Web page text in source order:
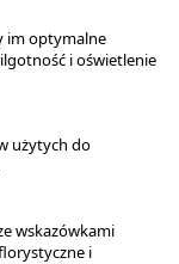
im optymalne
i oświetlenie
użytych do
wskazówkami
i